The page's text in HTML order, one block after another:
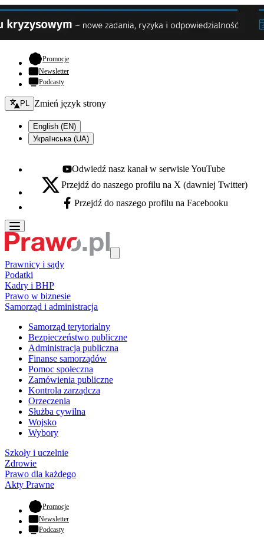
Promocje- otwiera się w nowej karcie
Newsletter
Podcasty
Zmień język - bieżący:
PL Zmień język strony
English (EN)
Українська (UA)
Youtube - otwiera się w nowej karcie
Odwiedź nasz kanał w serwisie YouTube
X - otwiera się w nowej karcie
Przejdź do naszego profilu na X (dawniej Twitter)
Facebook - otwiera się w nowej karcie
Przejdź do naszego profilu na Facebooku
Prawnicy i sądy
Podatki
Kadry i BHP
Prawo w biznesie
Samorząd i administracja
Samorząd terytorialny
Bezpieczeństwo publiczne
Administracja publiczna
Finanse samorządów
Pomoc społeczna
Zamówienia publiczne
Kontrola zarządcza
Orzeczenia
Służba cywilna
Wojsko
Wybory
Szkoły i uczelnie
Zdrowie
Prawo dla każdego
Akty Prawne
Promocje- otwiera się w nowej karcie
Newsletter
Podcasty